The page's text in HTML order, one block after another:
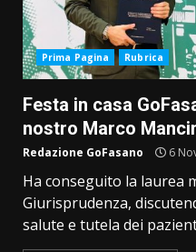
Prima Pagina Rubrica
Festa in casa
nostro Marco
Redazione GoFasano 6
Ha conseguito la laurea
Giurisprudenza,
salute e tutela dei